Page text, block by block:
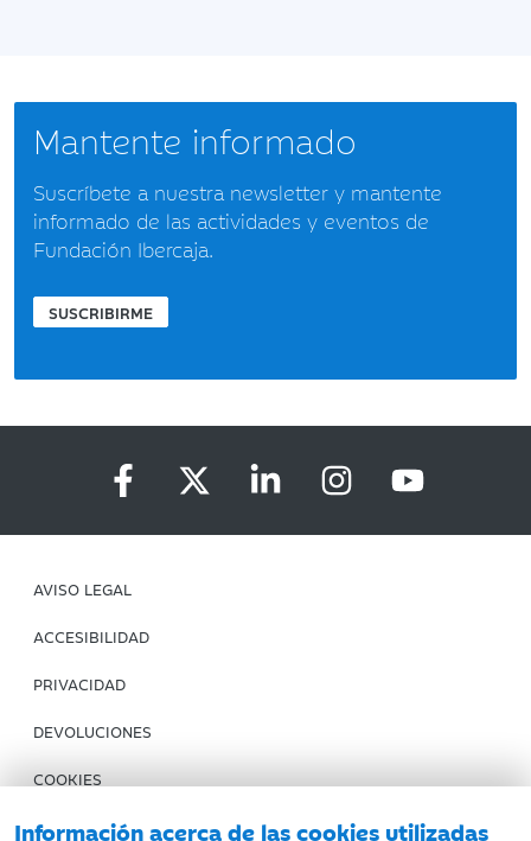
Información acerca de las cookies utilizadas
Mantente informado
Suscríbete a nuestra newsletter y mantente
informado de las actividades y eventos de
Fundación Ibercaja.
SUSCRIBIRME
AVISO LEGAL
ACCESIBILIDAD
PRIVACIDAD
DEVOLUCIONES
COOKIES
CONDICIONES DE COMPRA